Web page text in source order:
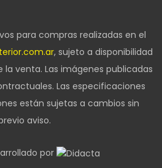
para compras realizadas en el
, sujeto a disponibilidad
venta. Las imágenes publicadas
Las especificaciones
están sujetas a cambios sin
aviso.
por